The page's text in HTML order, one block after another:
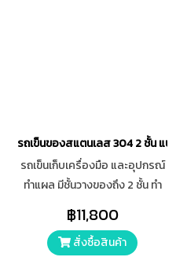
รถเข็นของสแตนเลส 304 2 ชั้น แบบ
รถเข็นเก็บเครื่องมือ และอุปกรณ์
ทำแผล มีชั้นวางของถึง 2 ชั้น ทำ
ขนาด 3 นิ้ว (ล้ออะลูมิเนียมหุ้มยาง
กันลื่น) มีขอบกันตก
฿11,800
สั่งซื้อสินค้า